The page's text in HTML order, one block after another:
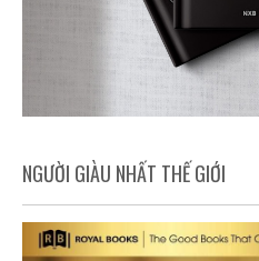
NGƯỜI GIÀU NHẤT THẾ GIỚI